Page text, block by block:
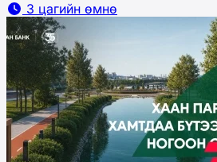
3 цагийн өмнө